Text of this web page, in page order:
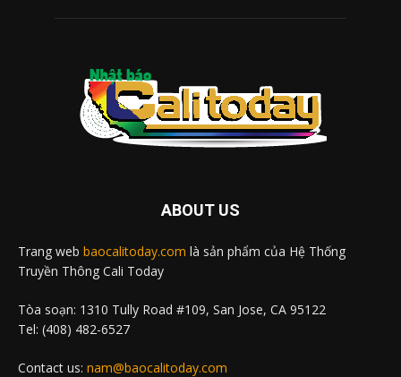
ABOUT US
Trang web baocalitoday.com là sản phẩm của Hệ Thống
Truyền Thông Cali Today
Tòa soạn: 1310 Tully Road #109, San Jose, CA 95122
Tel: (408) 482-6527
Contact us: nam@baocalitoday.com